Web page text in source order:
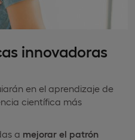
innovadoras
en el aprendizaje de
científica más
a mejorar el patrón